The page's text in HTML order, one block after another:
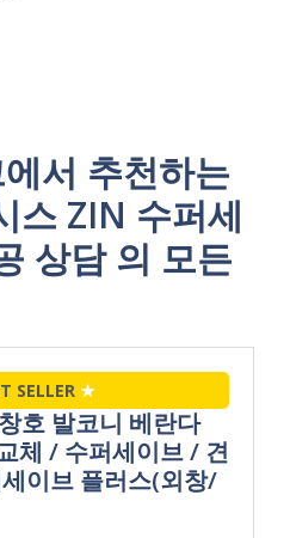
서 추천하는
스 ZIN 수퍼세
상담 의 모든
SELLER ★
호 발코니 베란다
체 / 수퍼세이브 / 견
이브 플러스(외창/